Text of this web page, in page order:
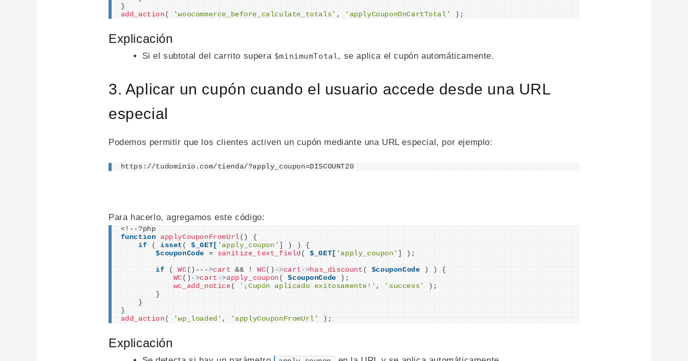
}
add_action ( 'woocommerce_before_calculate_totals' , 'applyCouponOnCartTotal' ) ;
Explicación
Si el subtotal del carrito supera $minimumTotal, se aplica el cupón automáticamente.
3. Aplicar un cupón cuando el usuario accede desde una URL
especial
Podemos permitir que los clientes activen un cupón mediante una URL especial, por ejemplo:
https://tudominio.com/tienda/?apply_coupon=DISCOUNT20
Para hacerlo, agregamos este código:
< !--?php
function
applyCouponFromUrl ()
{
if
( isset ( $_GET[ 'apply_coupon' ] ) )
{
$couponCode = sanitize_text_field ( $_GET[ 'apply_coupon' ] ) ;
if ( WC () -- ->cart && ! WC() ->cart ->has_discount ( $couponCode ) )
{
WC () ->cart ->apply_coupon ( $couponCode ) ;
wc_add_notice ( '¡Cupón aplicado exitosamente!' , 'success' ) ;
}
}
}
add_action ( 'wp_loaded' , 'applyCouponFromUrl' ) ;
Explicación